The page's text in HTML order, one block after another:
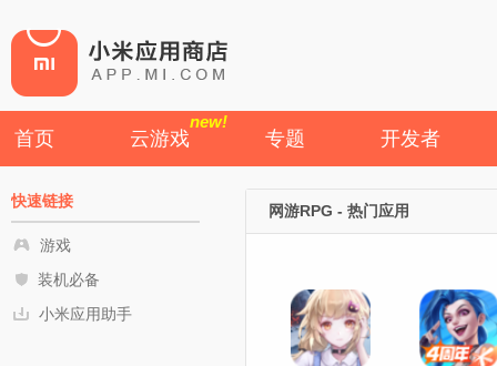
首页 云游戏
new!
专题 开发者
网游RPG - 热门应用
快速链接
游戏
装机必备
小米应用助手